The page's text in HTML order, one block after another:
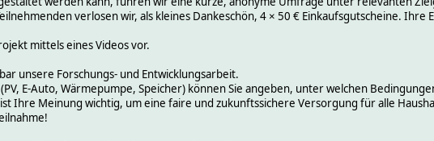
verlosen wir, als kleines Dankeschön, 4 × 50 € Einkaufsgutscheine.
mittels eines Videos vor.
unsere Forschungs- und Entwicklungsarbeit.
E-Auto, Wärmepumpe, Speicher) können Sie angeben, unter welchen
Ihre Meinung wichtig, um eine faire und zukunftssichere Versorgung für alle